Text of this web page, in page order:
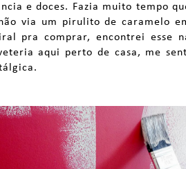
e doces. Fazia muito tempo
via um pirulito de caramelo
pra comprar, encontrei esse
aqui perto de casa, me